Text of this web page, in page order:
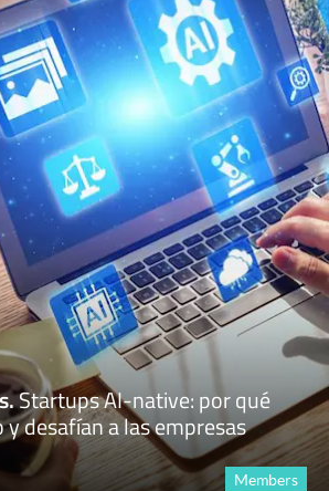
.Startups AI-native: por qué
desafían a las empresas
Members